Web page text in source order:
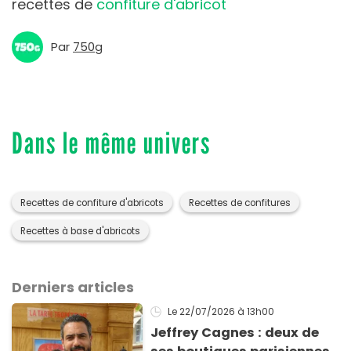
recettes de confiture d'abricot
Par 750g
Dans le même univers
Recettes de confiture d'abricots Recettes de confitures
Recettes à base d'abricots
Derniers articles
Le 22/07/2026 à 13h00
Jeffrey Cagnes : deux de